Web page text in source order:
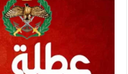
مدير مهرجان